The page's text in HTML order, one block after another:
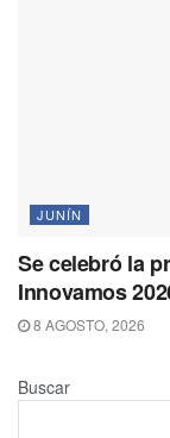
JUNÍN
Se celebró la
Innovamos
8 AGOSTO, 2026
Buscar